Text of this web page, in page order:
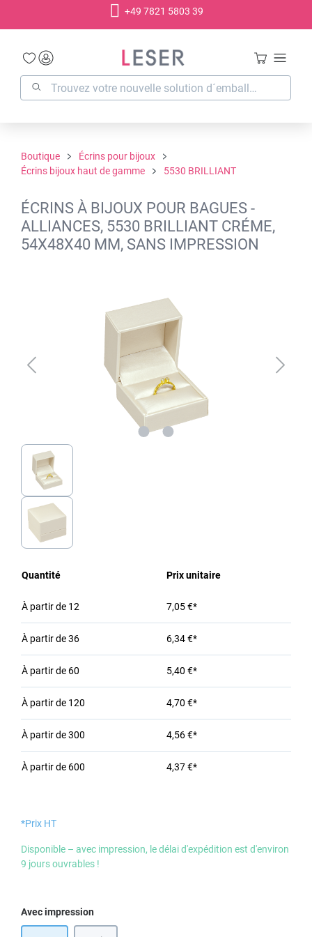
+49 7821 5803 39
Boutique
Écrins pour bijoux
Écrins bijoux haut de gamme
5530 BRILLIANT
ÉCRINS À BIJOUX POUR BAGUES -
ALLIANCES, 5530 BRILLIANT CRÉME,
54X48X40 MM, SANS IMPRESSION
Quantité Prix unitaire
À partir de 12 7,05 €*
À partir de36 6,34 €*
À partir de 60 5,40 €*
À partir de 120 4,70 €*
À partir de300 4,56 €*
À partir de 600 4,37 €*
*Prix HT
Disponible – avec impression, le délai d'expédition est d'environ
9 jours ouvrables !
Sélectionnez
Avec impression